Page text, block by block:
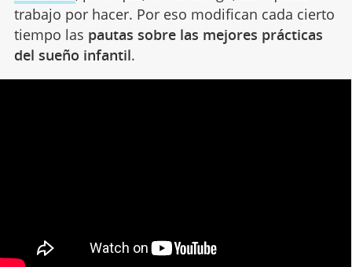
trabajo por hacer. Por eso modifican cada cierto
tiempo las pautas sobre las mejores prácticas
del sueño infantil.